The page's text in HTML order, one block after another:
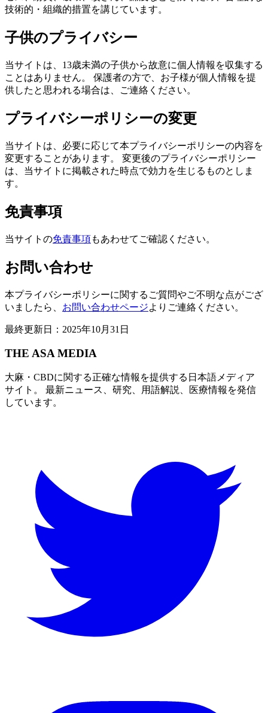
技術的・組織的措置を講じています。
子供のプライバシー
当サイトは、13歳未満の子供から故意に個人情報を収集する
ことはありません。 保護者の方で、お子様が個人情報を提
供したと思われる場合は、ご連絡ください。
プライバシーポリシーの変更
当サイトは、必要に応じて本プライバシーポリシーの内容を
変更することがあります。 変更後のプライバシーポリシー
は、当サイトに掲載された時点で効力を生じるものとしま
す。
免責事項
当サイトの免責事項もあわせてご確認ください。
お問い合わせ
本プライバシーポリシーに関するご質問やご不明な点がござ
いましたら、 お問い合わせページよりご連絡ください。
最終更新日：2025年10月31日
THE ASA MEDIA
大麻・CBDに関する正確な情報を提供する日本語メディア
サイト。 最新ニュース、研究、用語解説、医療情報を発信
しています。